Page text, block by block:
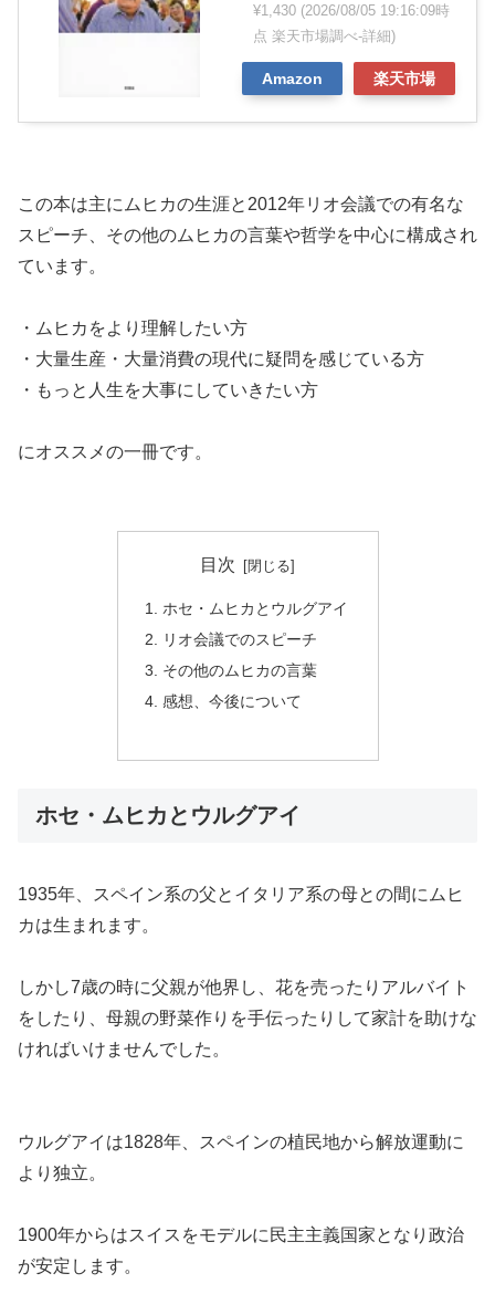
¥1,430 (2026/08/05 19:16:09時
点 楽天市場調べ-詳細)
Amazon 楽天市場
この本は主にムヒカの生涯と2012年リオ会議での有名な
スピーチ、その他のムヒカの言葉や哲学を中心に構成され
ています。
・ムヒカをより理解したい方
・大量生産・大量消費の現代に疑問を感じている方
・もっと人生を大事にしていきたい方
にオススメの一冊です。
目次
ホセ・ムヒカとウルグアイ
リオ会議でのスピーチ
その他のムヒカの言葉
感想、今後について
ホセ・ムヒカとウルグアイ
1935年、スペイン系の父とイタリア系の母との間にムヒ
カは生まれます。
しかし7歳の時に父親が他界し、花を売ったりアルバイト
をしたり、母親の野菜作りを手伝ったりして家計を助けな
ければいけませんでした。
ウルグアイは1828年、スペインの植民地から解放運動に
より独立。
1900年からはスイスをモデルに民主主義国家となり政治
が安定します。